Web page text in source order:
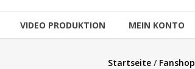
VIDEO PRODUKTION MEIN KONTO
Startseite/ Fanshop